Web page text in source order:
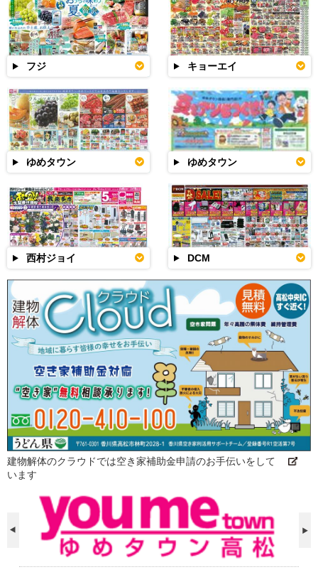
フジ キョーエイ
ゆめタウン ゆめタウン
西村ジョイ DCM
建物解体のクラウドでは空き家補助金申請のお手伝いをして
います